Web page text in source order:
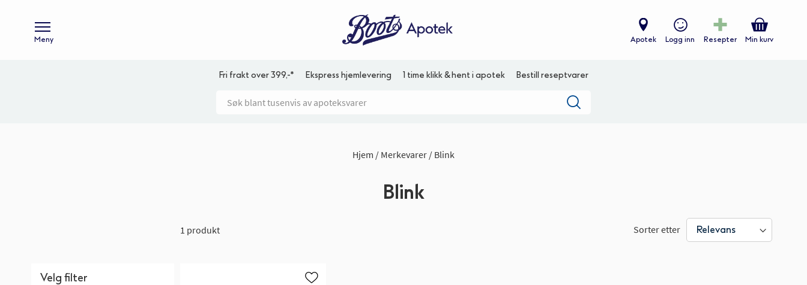
Meny Apotek Logg inn Resepter Min kurv
Fri frakt over 399,-* Ekspress hjemlevering 1 time klikk & hent i apotek Bestill reseptvarer
Hjem Merkevarer Blink
Blink
Velg filter
1 produkt Sorter etter